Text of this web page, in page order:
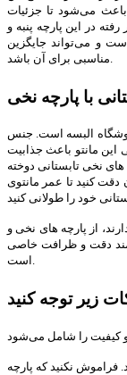
باعث می‌شود تا جزئیات
در این پارچه پنبه و
و می‌تواند جایگزین
با پارچه نخی
البسه است. جنس
این مانتو باعث جذابیت
نخی تابستانی دوخته
کنید تا عمر مانتوی
از پارچه های نخی و
دقت و ظرافت خاصی
است.
زیر توجه کنید
فراموش نکنید که پارچه